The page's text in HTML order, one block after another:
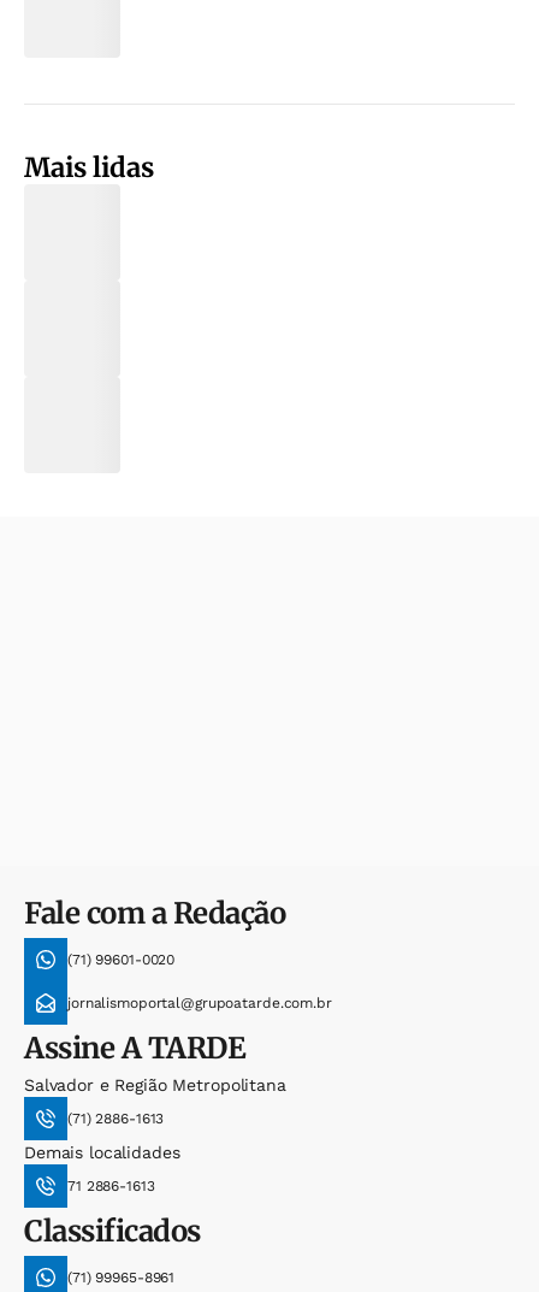
Mais lidas
Fale com a Redação
(71) 99601-0020
jornalismoportal@grupoatarde.com.br
AssineA TARDE
Salvador e Região Metropolitana
(71) 2886-1613
Demais localidades
71 2886-1613
Classificados
(71) 99965-8961